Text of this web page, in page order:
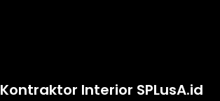
Kontraktor Interior SPLusA.id